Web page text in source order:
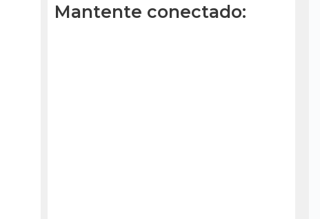
Mantente conectado: